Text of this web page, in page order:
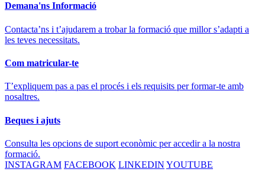
Demana'ns Informació
Contacta’ns i t’ajudarem a trobar la formació que millor s’adapti a
les teves necessitats.
Com matricular-te
T’expliquem pas a pas el procés i els requisits per formar-te amb
nosaltres.
Beques i ajuts
Consulta les opcions de suport econòmic per accedir a la nostra
formació.
INSTAGRAM FACEBOOK LINKEDIN YOUTUBE